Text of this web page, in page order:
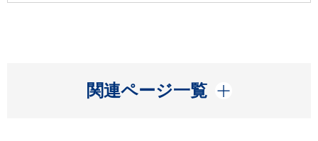
関連ページ一覧
開く